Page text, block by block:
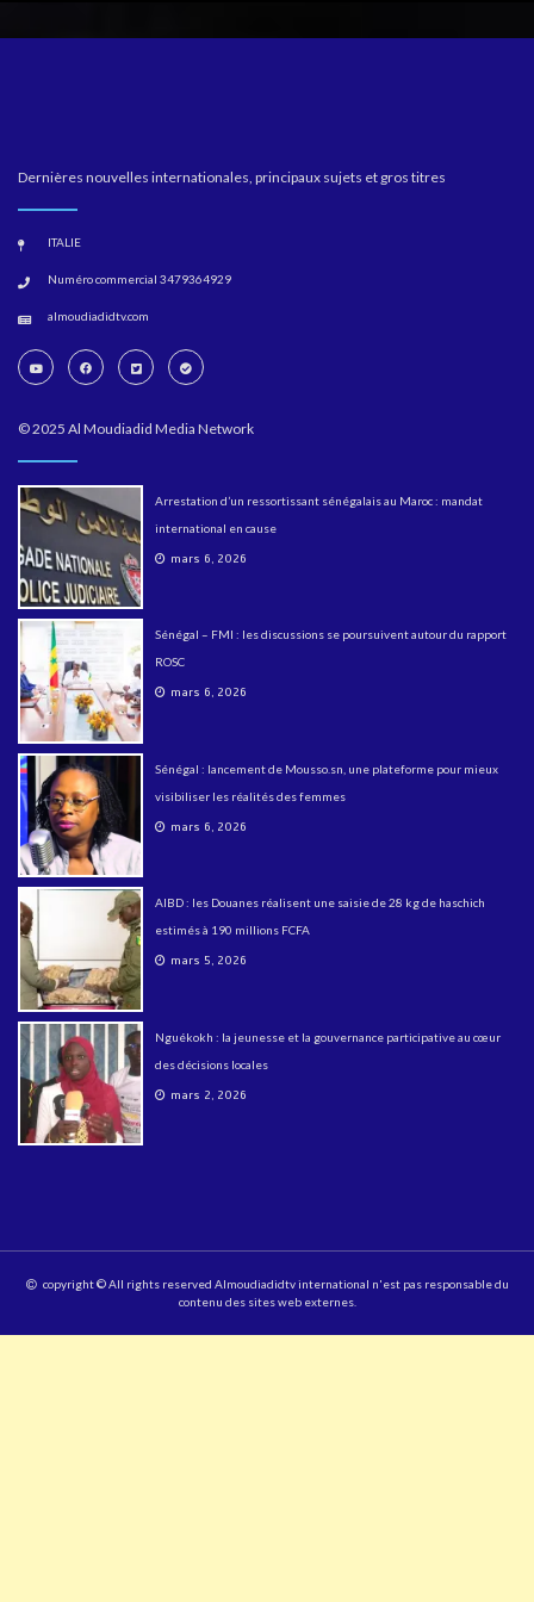
Dernières nouvelles internationales, principaux sujets et gros titres
ITALIE
Numéro commercial 3479364929
almoudiadidtv.com
© 2025 Al Moudiadid Media Network
Arrestation d’un ressortissant sénégalais au Maroc : mandat
international en cause
mars 6, 2026
Sénégal – FMI : les discussions se poursuivent autour du rapport
ROSC
mars 6, 2026
Sénégal : lancement de Mousso.sn, une plateforme pour mieux
visibiliser les réalités des femmes
mars 6, 2026
AIBD : les Douanes réalisent une saisie de 28 kg de haschich
estimés à 190 millions FCFA
mars 5, 2026
Nguékokh : la jeunesse et la gouvernance participative au cœur
des décisions locales
mars 2, 2026
copyright © All rights reserved Almoudiadidtv international n'est pas responsable du
contenu des sites web externes.